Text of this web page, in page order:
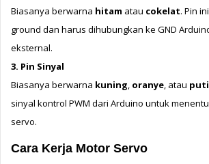
Biasanya berwarna hitam atau cokelat. Pin
ground dan harus dihubungkan ke GND
eksternal.
3. Pin Sinyal
Biasanya berwarna kuning, oranye, atau
sinyal kontrol PWM dari Arduino untuk
servo.
Cara Kerja Motor Servo